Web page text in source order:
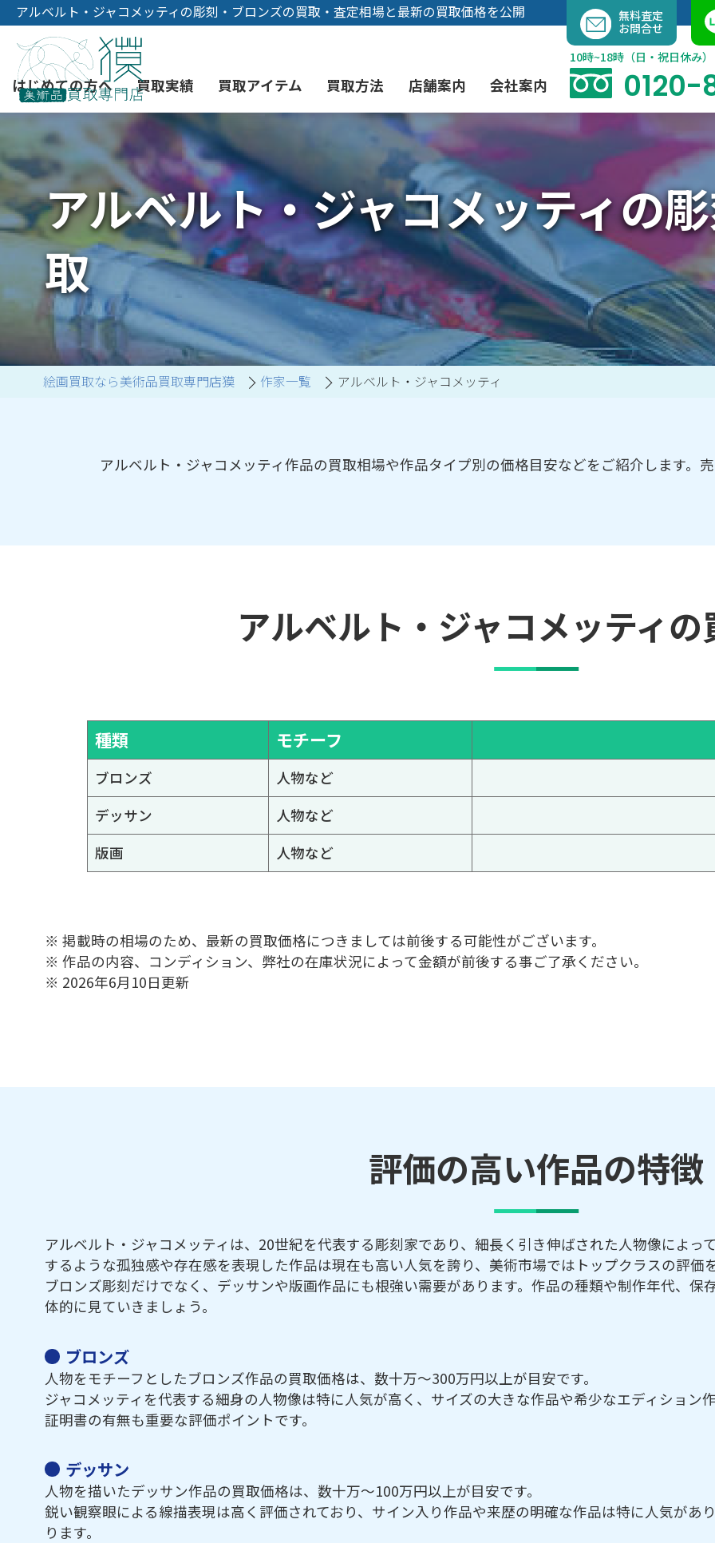
容
キ
ッ
プ
アルベルト・ジャコメッティの彫刻・ブロンズの買取・査定相場と最新の買取価格を公開
はじめての方へ
初めての美術品売却 よくあるご質問
YOUTUBE instagram
買取実績 買取アイテム
絵画買取 現代アート買取
骨董品買取 茶道具買取
西洋アンティーク買取 彫刻・ブロンズ買取
中国骨董品買取 工芸品買取
買取方法
3つの買取方法 出張買取（無料）
宅配・郵送買取 業者間オークション出品代行
時価評価サービス
店舗案内
東京店 大阪店
会社案内
会社概要 当社の特徴
消費者志向自主宣言
無料査定
お問合せ
10時~18時（日・祝日休み）
アルベルト・ジャコメッティの
取
絵画買取なら美術品買取専門店獏 作家一覧 アルベルト・ジャコメッティ
アルベルト・ジャコメッティ作品の買取相場や作品タイプ別の価格目安などをご紹介します。
アルベルト・ジャコメッティ
種類 モチーフ
ブロンズ
人物など
デッサン
人物など
版画
人物など
※ 掲載時の相場のため、最新の買取価格につきましては前後する可能性がございます。
※ 作品の内容、コンディション、弊社の在庫状況によって金額が前後する事ご了承ください。
※ 2026年6月10日更新
評価の高い作品の特徴
アルベルト・ジャコメッティは、20世紀を代表する彫刻家であり、細長く引き伸ばされた人物像によ
するような孤独感や存在感を表現した作品は現在も高い人気を誇り、美術市場ではトップクラスの評価
ブロンズ彫刻だけでなく、デッサンや版画作品にも根強い需要があります。作品の種類や制作年代、保
体的に見ていきましょう。
ブロンズ
人物をモチーフとしたブロンズ作品の買取価格は、数十万～300万円以上が目安です。
ジャコメッティを代表する細身の人物像は特に人気が高く、サイズの大きな作品や希少なエディション
証明書の有無も重要な評価ポイントです。
デッサン
人物を描いたデッサン作品の買取価格は、数十万～100万円以上が目安です。
鋭い観察眼による線描表現は高く評価されており、サイン入り作品や来歴の明確な作品は特に人気があ
ります。